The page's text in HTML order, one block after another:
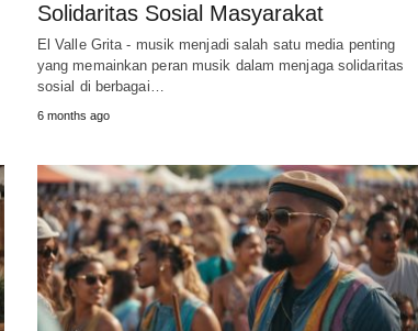
Solidaritas Sosial Masyarakat
El Valle Grita - musik menjadi salah satu media penting
yang memainkan peran musik dalam menjaga solidaritas
sosial di berbagai…
6 months ago